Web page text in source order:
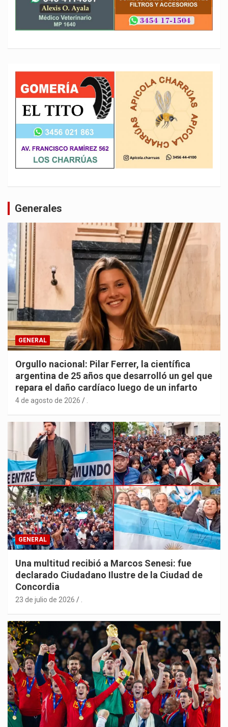
Generales
GENERAL
Orgullo nacional: Pilar Ferrer, la científica
argentina de 25 años que desarrolló un gel que
repara el daño cardíaco luego de un infarto
4 de agosto de 2026
GENERAL
Una multitud recibió a Marcos Senesi: fue
declarado Ciudadano Ilustre de la Ciudad de
Concordia
23 de julio de 2026